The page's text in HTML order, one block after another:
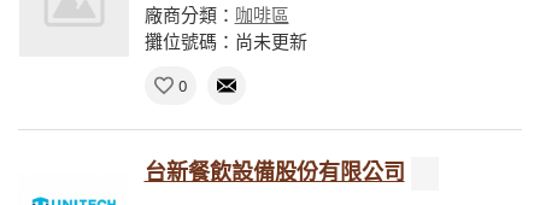
廠商分類： 咖啡區
攤位號碼：尚未更新
0
台新餐飲設備股份有限公司